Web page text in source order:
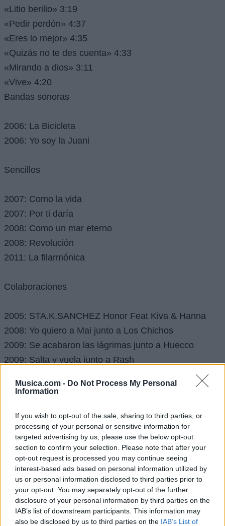
Musica.com - Do Not Process My Personal
Information
If you wish to opt-out of the sale, sharing to third parties, or
processing of your personal or sensitive information for
targeted advertising by us, please use the below opt-out
section to confirm your selection. Please note that after your
opt-out request is processed you may continue seeing
interest-based ads based on personal information utilized by
us or personal information disclosed to third parties prior to
your opt-out. You may separately opt-out of the further
disclosure of your personal information by third parties on the
IAB’s list of downstream participants. This information may
also be disclosed by us to third parties on the IAB’s List of
«Litio berilio» 3:19
«Pedir perdón» 4:37
«Eres lo mejor» 4:35
«Quizás no te des cuenta» 4:33
«Mirando a dios» 3:11
«Vive» 4:20
Bandas sonoras
2006: La Bicicleta
2006: Yo soy la Juani
Sencillos
2007: Como la vida
2007: Por ti daría
2008: Como un mar eterno
2008: Revolución
2011: La filarmónica
Colaboraciones
2005: STA.K.SANCHEZ Honor Feat Kiva & Hanna
2008: Yo quiero a Mai junto a Los Chichos
2009: Se acabaron las lágrimas junto a Huecco
2009: Salta y vuela junto a Rash
2012: El golpe junto a Viezma
Premios y nominaciones
Premios EñE
Año Nominado Categoría Resultado
2007 «Cómo la vida» Mejor canción
Nominado
Mejor artista solista femenina